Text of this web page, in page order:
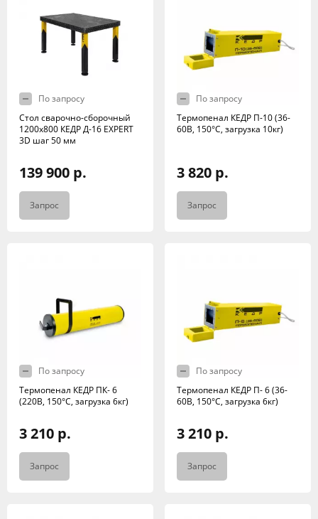
По запросу
Стол сварочно-сборочный
1200х800 КЕДР Д-16 EXPERT
3D шаг 50 мм
139 900 р.
Запрос
По запросу
Термопенал КЕДР П-10 (36-
60В, 150°C, загрузка 10кг)
3 820 р.
Запрос
По запросу
Термопенал КЕДР ПК- 6
(220В, 150°C, загрузка 6кг)
3 210 р.
Запрос
По запросу
Термопенал КЕДР П- 6 (36-
60В, 150°C, загрузка 6кг)
3 210 р.
Запрос